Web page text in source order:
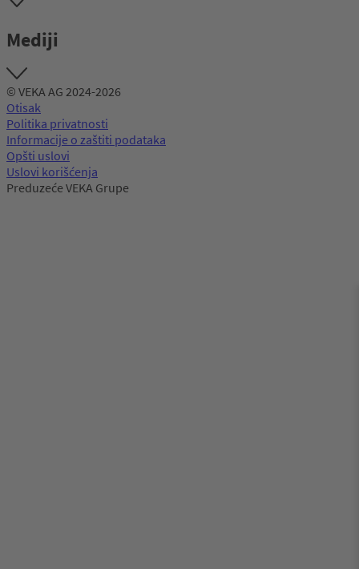
Mediji
© VEKA AG 2024-2026
Otisak
Politika privatnosti
Informacije o zaštiti podataka
Opšti uslovi
Uslovi korišćenja
Preduzeće VEKA Grupe